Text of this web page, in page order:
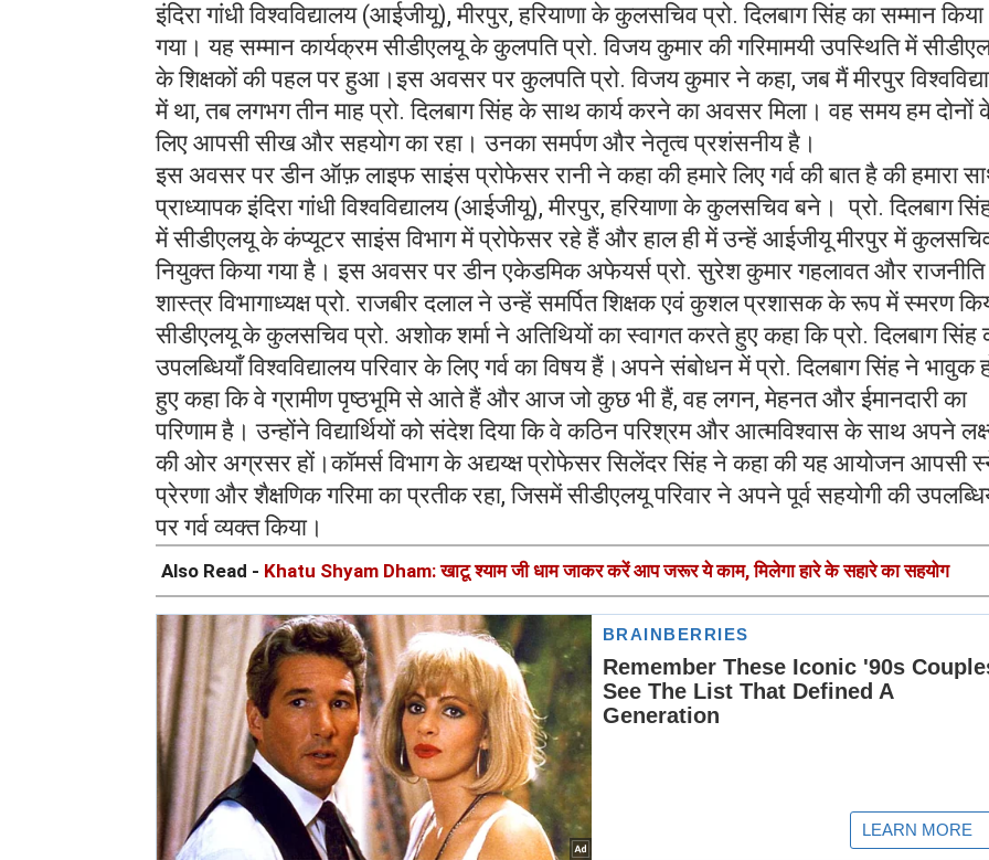
इंदिरा गांधी विश्वविद्यालय (आईजीयू), मीरपुर, हरियाणा के कुलसचिव प्रो. दिलबाग सिंह का सम्मान किया
गया। यह सम्मान कार्यक्रम सीडीएलयू के कुलपति प्रो. विजय कुमार की गरिमामयी उपस्थिति में
के शिक्षकों की पहल पर हुआ।इस अवसर पर कुलपति प्रो. विजय कुमार ने कहा, जब मैं मीरपुर
में था, तब लगभग तीन माह प्रो. दिलबाग सिंह के साथ कार्य करने का अवसर मिला। वह समय हम दोनों
लिए आपसी सीख और सहयोग का रहा। उनका समर्पण और नेतृत्व प्रशंसनीय है।
इस अवसर पर डीन ऑफ़ लाइफ साइंस प्रोफेसर रानी ने कहा की हमारे लिए गर्व की बात है की हमारा
प्राध्यापक इंदिरा गांधी विश्वविद्यालय (आईजीयू), मीरपुर, हरियाणा के कुलसचिव बने। प्रो. दिलबाग
में सीडीएलयू के कंप्यूटर साइंस विभाग में प्रोफेसर रहे हैं और हाल ही में उन्हें आईजीयू मीरपुर में
नियुक्त किया गया है। इस अवसर पर डीन एकेडमिक अफेयर्स प्रो. सुरेश कुमार गहलावत और राजनीति
शास्त्र विभागाध्यक्ष प्रो. राजबीर दलाल ने उन्हें समर्पित शिक्षक एवं कुशल प्रशासक के रूप में स्मरण
सीडीएलयू के कुलसचिव प्रो. अशोक शर्मा ने अतिथियों का स्वागत करते हुए कहा कि प्रो. दिलबाग सिंह
उपलब्धियाँ विश्वविद्यालय परिवार के लिए गर्व का विषय हैं।अपने संबोधन में प्रो. दिलबाग सिंह ने भावुक
हुए कहा कि वे ग्रामीण पृष्ठभूमि से आते हैं और आज जो कुछ भी हैं, वह लगन, मेहनत और ईमानदारी का
परिणाम है। उन्होंने विद्यार्थियों को संदेश दिया कि वे कठिन परिश्रम और आत्मविश्वास के साथ अपने
की ओर अग्रसर हों।कॉमर्स विभाग के अद्यय्क्ष प्रोफेसर सिलेंदर सिंह ने कहा की यह आयोजन आपसी
प्रेरणा और शैक्षणिक गरिमा का प्रतीक रहा, जिसमें सीडीएलयू परिवार ने अपने पूर्व सहयोगी की
पर गर्व व्यक्त किया।
Also Read - Khatu Shyam Dham: खाटू श्याम जी धाम जाकर करें आप जरूर ये काम, मिलेगा हारे के सहारे का सहयोग